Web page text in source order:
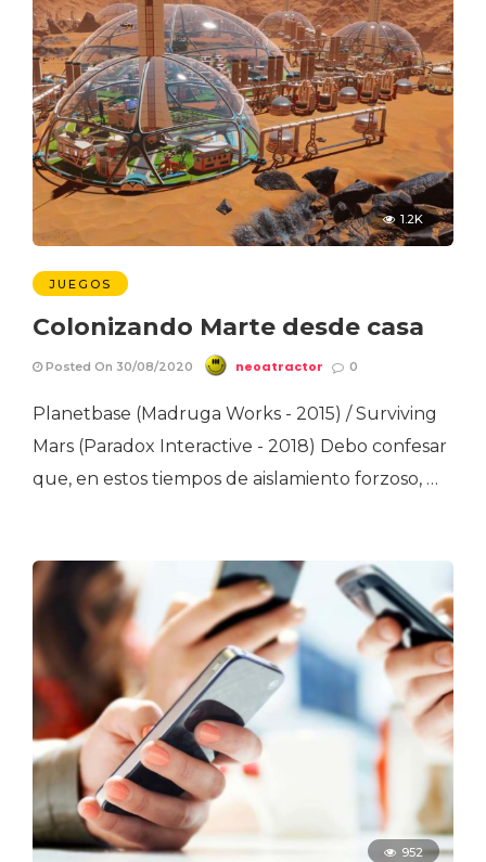
1.2K
JUEGOS
Colonizando Marte desde casa
Posted On 30/08/2020 neoatractor 0
Planetbase (Madruga Works - 2015) / Surviving
Mars (Paradox Interactive - 2018) Debo confesar
que, en estos tiempos de aislamiento forzoso, …
952